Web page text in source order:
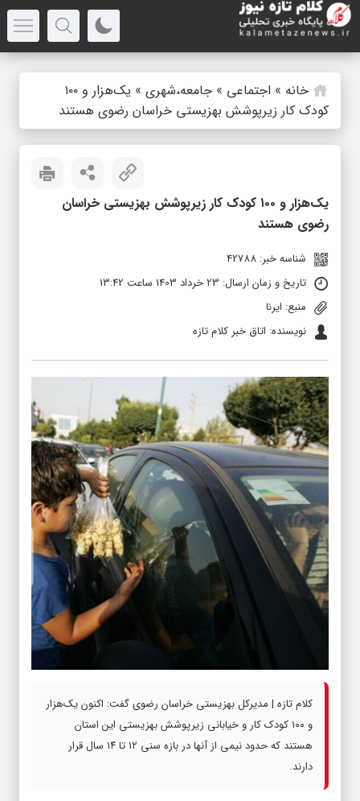
خانه » اجتماعی » جامعه،شهری »
یک‌هزار و ۱۰۰
کودک کار زیرپوشش بهزیستی خراسان رضوی هستند
یک‌هزار و ۱۰۰ کودک کار زیرپوشش بهزیستی خراسان
رضوی هستند
شناسه خبر: 42788
تاریخ و زمان ارسال: 23 خرداد 1403 ساعت 13:42
منبع: ایرنا
نویسنده: اتاق خبر کلام تازه
کلام تازه | مدیرکل بهزیستی خراسان رضوی گفت: اکنون یک‌هزار
و ۱۰۰ کودک کار و خیابانی زیرپوشش بهزیستی این استان
هستند که حدود نیمی از آنها در بازه سنی ۱۲ تا ۱۴ سال قرار
دارند.